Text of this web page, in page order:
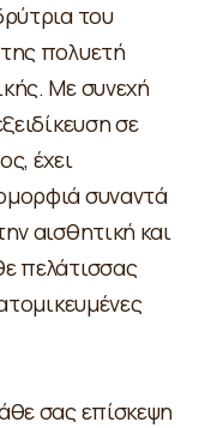
του
πολυετή
Με συνεχή
σε
έχει
συναντά
αισθητική και
πελάτισσας
σας επίσκεψη